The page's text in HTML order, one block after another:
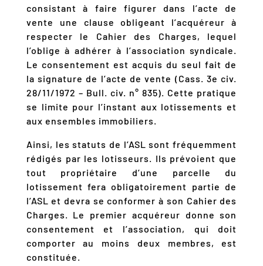
consistant à faire figurer dans l’acte de
vente une clause obligeant l’acquéreur à
respecter le Cahier des Charges, lequel
l’oblige à adhérer à l’association syndicale.
Le consentement est acquis du seul fait de
la signature de l’acte de vente (Cass. 3e civ.
28/11/1972 – Bull. civ. n° 835). Cette pratique
se limite pour l’instant aux lotissements et
aux ensembles immobiliers.
Ainsi, les statuts de l’ASL sont fréquemment
rédigés par les lotisseurs. Ils prévoient que
tout propriétaire d’une parcelle du
lotissement fera obligatoirement partie de
l’ASL et devra se conformer à son Cahier des
Charges. Le premier acquéreur donne son
consentement et l’association, qui doit
comporter au moins deux membres, est
constituée.